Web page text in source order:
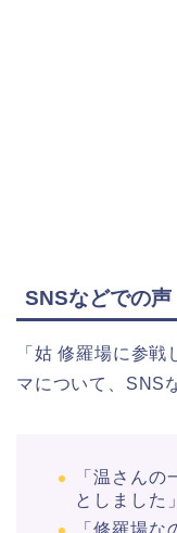
SNSなどでの声
「姑 修羅場に参
マについて、 SNS
「温さん
としました」​
「修羅場